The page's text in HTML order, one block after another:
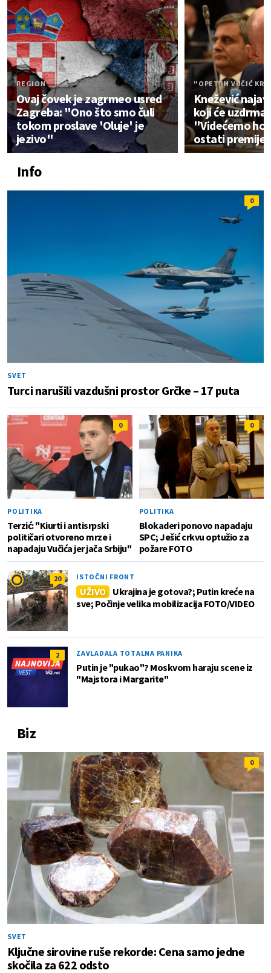
REGION
Ovaj čovek je zagrmeo usred
Zagreba: "Ono što smo čuli
tokom proslave 'Oluje' je
jezivo"
"OPET IM VUČIĆ
Knežević
koji će
"Videćemo
ostati
Info
0
SVET
Turci narušili vazdušni prostor Grčke – 17 puta
0
POLITIKA
Terzić: "Kiurti i antisrpski
političari otvoreno mrze i
napadaju Vučića jer jača Srbiju"
0
POLITIKA
Blokaderi ponovo napadaju
SPC; Ješić crkvu optužio za
požare FOTO
20 ISTOČNI FRONT
UŽIVO
Ukrajina je gotova?; Putin kreće na
sve; Počinje velika mobilizacija FOTO/VIDEO
2 ZAVLADALA TOTALNA PANIKA
Putin je "pukao"? Moskvom haraju scene iz
"Majstora i Margarite"
Biz
0
SVET
Ključne sirovine ruše rekorde: Cena samo jedne
skočila za 622 odsto